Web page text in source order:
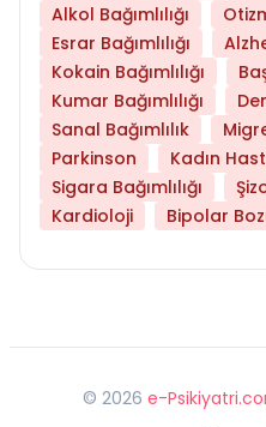
Alkol Bağımlılığı
Esrar Bağımlılığı
Kokain Bağımlılığı
Kumar Bağımlılığı
Sanal Bağımlılık
Parkinson
Kadın
Sigara Bağımlılığı
Kardioloji
Bipolar
© 2026 e-